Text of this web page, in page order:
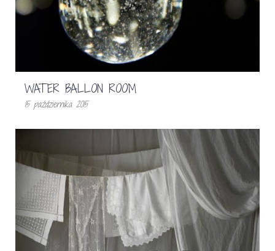
WATER BALLON ROOM
15 października 2015